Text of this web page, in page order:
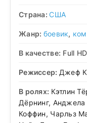
Страна:США
Жанр: боевик,
В качестве: Full HD
Режиссер: Джеф
В ролях: Кэтлин
Дёрнинг,
Коффин, Чарльз